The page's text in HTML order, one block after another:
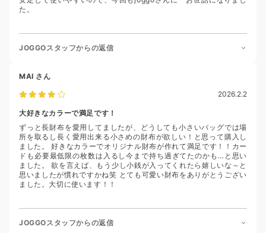
た。
JOGGOスタッフからの返信
MAI さん
2026.2.2
大好きなカラーで満足です！
ずっと長財布を愛用してましたが、どうしても小さいバッグでは場
所を取るし長く愛用出来る小さめの財布が欲しい！と思って購入し
ました。 好きなカラーでオリジナル財布が作れて満足です！！カー
ドも必要最低限の枚数は入るし今まで持ち過ぎてたのかも…と思い
ました。 欲を言えば、もう少し小銭が入ってくれたら嬉しいな～と
思いましたが慣れですかね笑 とても可愛い財布をありがとうござい
ました。大切に使います！！
JOGGOスタッフからの返信